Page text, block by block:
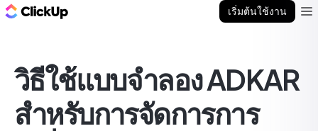
เริ่มต้นใช้งาน
วิธีใช้แบบจำลอง ADKAR
สำหรับการจัดการการ